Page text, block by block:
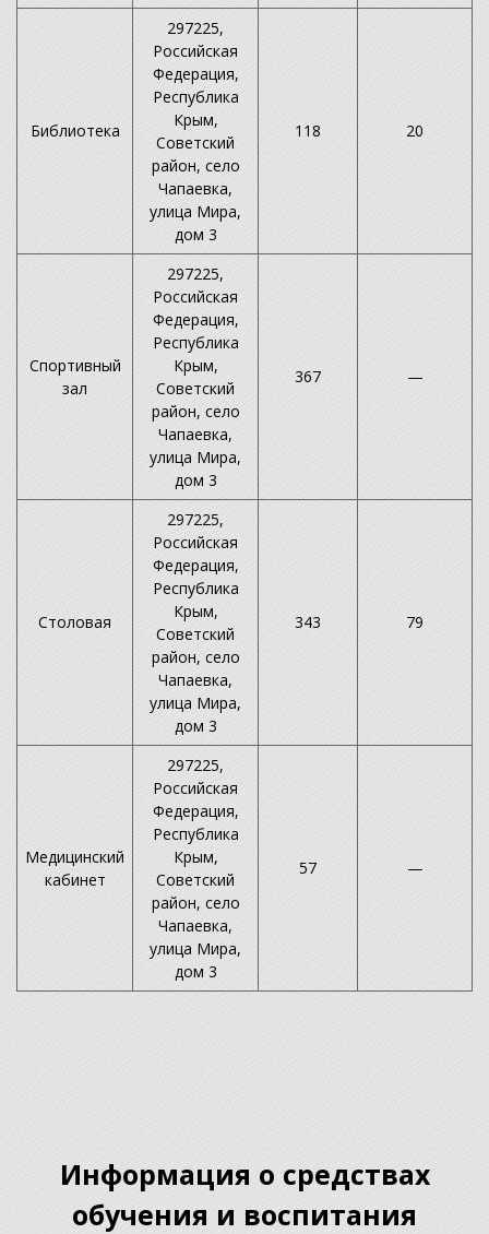
Библиотека
297225,
Российская
Федерация,
Республика
Крым,
Советский
район, село
Чапаевка,
улица Мира,
дом 3
118 20
Спортивный
зал
297225,
Российская
Федерация,
Республика
Крым,
Советский
район, село
Чапаевка,
улица Мира,
дом 3
367 —
Столовая
297225,
Российская
Федерация,
Республика
Крым,
Советский
район, село
Чапаевка,
улица Мира,
дом 3
343 79
Медицинский
кабинет
297225,
Российская
Федерация,
Республика
Крым,
Советский
район, село
Чапаевка,
улица Мира,
дом 3
57 —
Информация о средствах
обучения и воспитания